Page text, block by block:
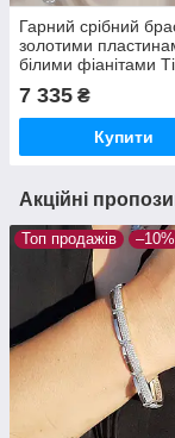
Гарний срібний
золотими
білими фіанітами
жіночий
7 335 ₴
Купити
Акційні
Топ продажів –10%